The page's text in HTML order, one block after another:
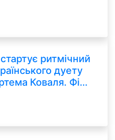
ритмічний
дуету
Коваля. Фі…